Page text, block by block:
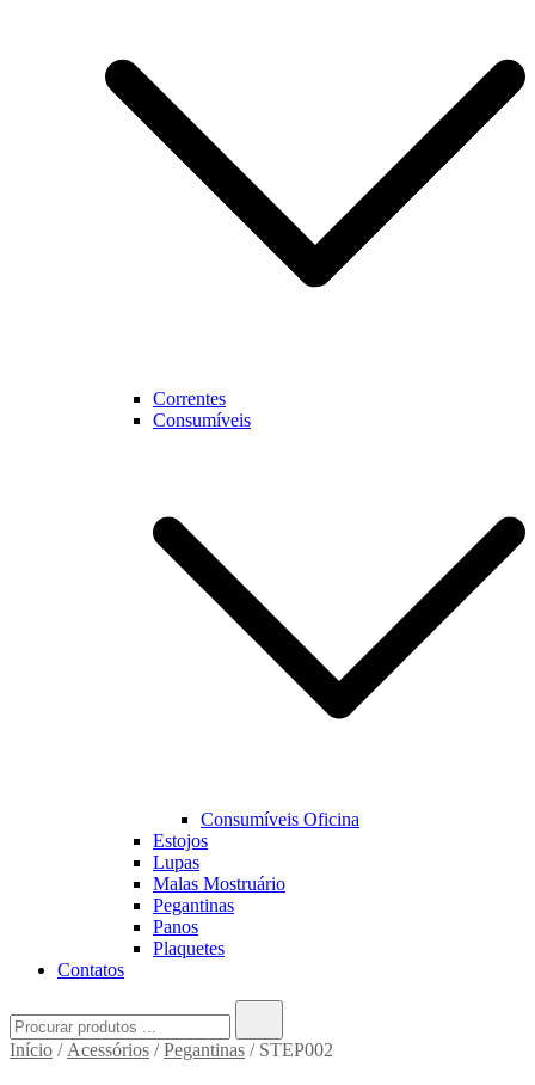
Correntes
Consumíveis
Consumíveis Oficina
Estojos
Lupas
Malas Mostruário
Pegantinas
Panos
Plaquetes
Contatos
for:
Início / Acessórios /Pegantinas / STEP002